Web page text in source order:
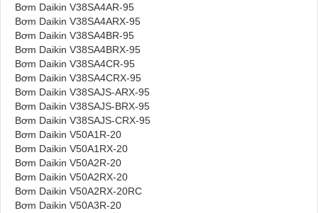
Bơm Daikin V38SA4AR-95
Bơm Daikin V38SA4ARX-95
Bơm Daikin V38SA4BR-95
Bơm Daikin V38SA4BRX-95
Bơm Daikin V38SA4CR-95
Bơm Daikin V38SA4CRX-95
Bơm Daikin V38SAJS-ARX-95
Bơm Daikin V38SAJS-BRX-95
Bơm Daikin V38SAJS-CRX-95
Bơm Daikin V50A1R-20
Bơm Daikin V50A1RX-20
Bơm Daikin V50A2R-20
Bơm Daikin V50A2RX-20
Bơm Daikin V50A2RX-20RC
Bơm Daikin V50A3R-20